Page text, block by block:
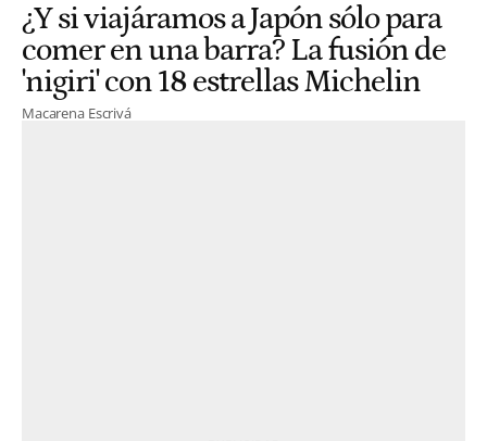
¿Y si viajáramos a Japón sólo para
comer en una barra? La fusión de
'nigiri' con 18 estrellas Michelin
Macarena Escrivá